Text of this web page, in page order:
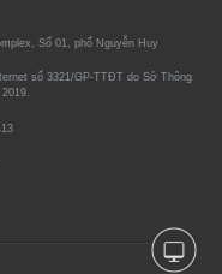
Số 01, phố Nguyễn Huy
số 3321/GP-TTĐT do Sở Thông